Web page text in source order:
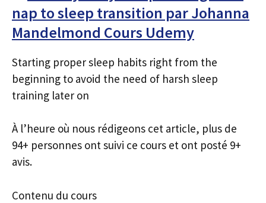
nap to sleep transition par Johanna
Mandelmond Cours Udemy
Starting proper sleep habits right from the
beginning to avoid the need of harsh sleep
training later on
À l’heure où nous rédigeons cet article, plus de
94+ personnes ont suivi ce cours et ont posté 9+
avis.
Contenu du cours